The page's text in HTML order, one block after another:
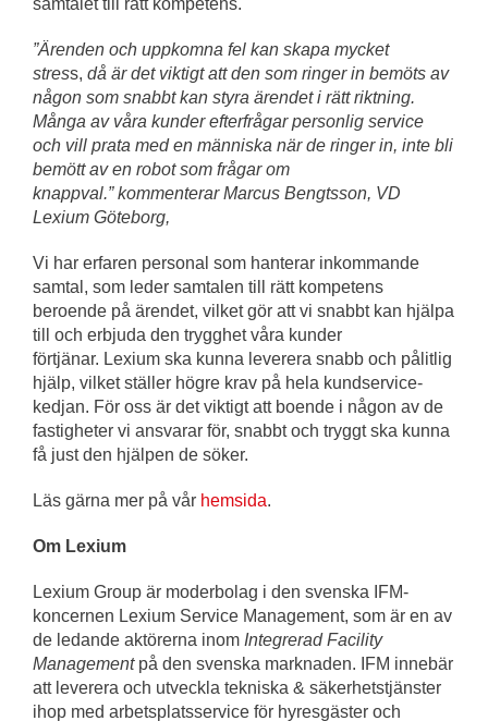
samtalet till rätt kompetens.
”Ärenden och uppkomna fel kan skapa mycket
stress, då är det viktigt att den som ringer in bemöts av
någon som snabbt kan styra ärendet i rätt riktning.
Många av våra kunder efterfrågarpersonlig service
och vill prata med en människa när de ringer in, inte bli
bemött av en robot som frågar om
knappval.” kommenterar Marcus Bengtsson, VD
Lexium Göteborg,
Vi har erfaren personal som hanterar inkommande
samtal, som leder samtalen till rätt kompetens
beroende på ärendet, vilket gör att vi snabbt kan hjälpa
till och erbjuda den trygghet våra kunder
förtjänar. Lexium ska kunna leverera snabb och pålitlig
hjälp, vilket ställer högre krav på hela kundservice-
kedjan. För oss är det viktigt att boende i någon av de
fastigheter vi ansvarar för, snabbt och tryggt ska kunna
få just den hjälpen de söker.
Läs gärna mer på vår hemsida.
Om Lexium
Lexium Group är moderbolag i den svenska IFM-
koncernen Lexium Service Management, som är en av
de ledande aktörerna inom Integrerad Facility
Managementpå den svenska marknaden. IFM innebär
att leverera och utveckla tekniska & säkerhetstjänster
ihop med arbetsplatsservice för hyresgäster och